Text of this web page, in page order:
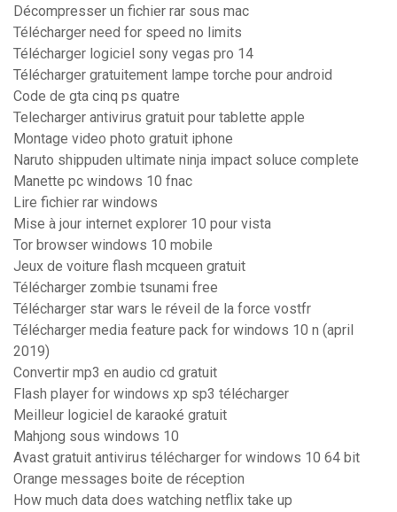
Décompresser un fichier rar sous mac
Télécharger need for speed no limits
Télécharger logiciel sony vegas pro 14
Télécharger gratuitement lampe torche pour android
Code de gta cinq ps quatre
Telecharger antivirus gratuit pour tablette apple
Montage video photo gratuit iphone
Naruto shippuden ultimate ninja impact soluce complete
Manette pc windows 10 fnac
Lire fichier rar windows
Mise à jour internet explorer 10 pour vista
Tor browser windows 10 mobile
Jeux de voiture flash mcqueen gratuit
Télécharger zombie tsunami free
Télécharger star wars le réveil de la force vostfr
Télécharger media feature pack for windows 10 n (april
2019)
Convertir mp3 en audio cd gratuit
Flash player for windows xp sp3 télécharger
Meilleur logiciel de karaoké gratuit
Mahjong sous windows 10
Avast gratuit antivirus télécharger for windows 10 64 bit
Orange messages boite de réception
How much data does watching netflix take up